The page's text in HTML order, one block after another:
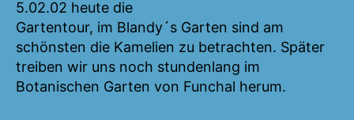
5.02.02 heute die
Gartentour, im Blandy´s Garten sind am
schönsten die Kamelien zu betrachten. Später
treiben wir uns noch stundenlang im
Botanischen Garten von Funchal herum.